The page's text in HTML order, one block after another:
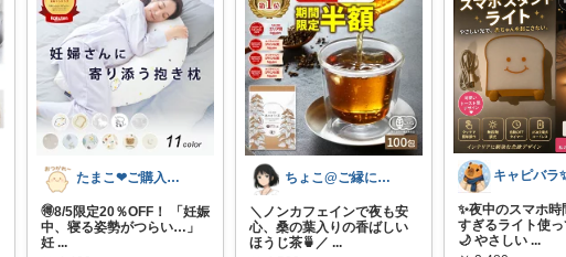
たまこ❤ご購入感謝！
🉐8/5限定20％OFF！ 「妊娠
中、寝る姿勢がつらい…」
妊 ...
ちょこ@ご縁に感謝致します💗
＼ノンカフェインで夜も安
心、桑の葉入りの香ばしい
ほうじ茶🍵／...
✨夜中のスマホ時
すぎるライト使っ
🌙 やさしい ...